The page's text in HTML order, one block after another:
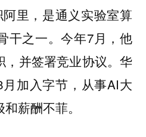
里，是通义实验室算
干之一。今年7月，他
，并签署竞业协议。华
加入字节，从事AI大
薪酬不菲。